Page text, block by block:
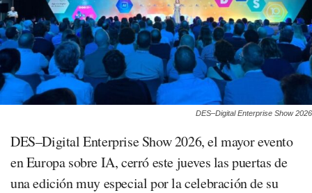
DES–Digital Enterprise Show 2026
DES–Digital Enterprise Show 2026, el mayor evento
en Europa sobre IA, cerró este jueves las puertas de
una edición muy especial por la celebración de su